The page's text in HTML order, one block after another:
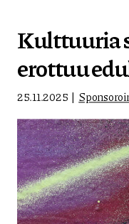
Kulttuuria
erottuu
25.11.2025